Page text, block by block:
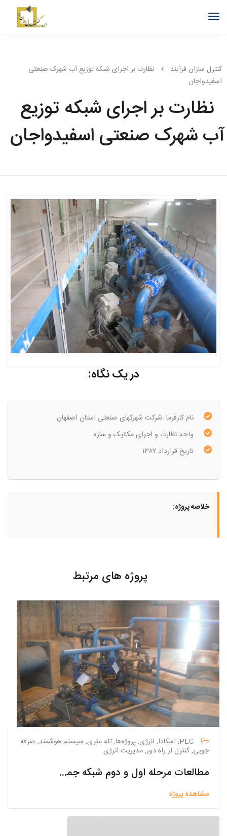
کنترل سازان فرآیند
نظارت بر اجرای شبکه توزیع آب شهرک صنعتی
اسفیدواجان
نظارت بر اجرای شبکه توزیع
آب شهرک صنعتی اسفیدواجان
در یک نگاه:
نام کارفرما :شرکت شهرکهای صنعتی استان اصفهان
واحد نظارت و اجرای مکانیک و سازه
تاریخ قرارداد ۱۳۸۷
خلاصه پروژه:
پروژه های مرتبط
PLC, اسکادا, انرژی, پروژه‌ها, تله متری, سیستم هوشمند, صرفه
جویی, کنترل از راه دور, مدیریت انرژی
مطالعات مرحله اول و دوم شبکه جمع آوری و تصفیه خانه فاضلاب شهر گلدشت
مشاهده پروژه